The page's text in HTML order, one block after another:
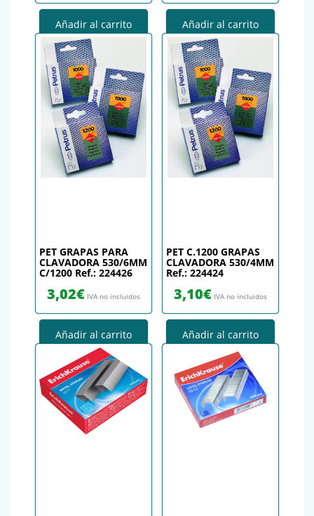
Añadir al carrito Añadir al carrito
PET GRAPAS PARA
CLAVADORA 530/6MM
C/1200 Ref.: 224426
3,02€ IVA no incluidos
Añadir al carrito
PET C.1200 GRAPAS
CLAVADORA 530/4MM
Ref.: 224424
3,10€ IVA no incluidos
Añadir al carrito